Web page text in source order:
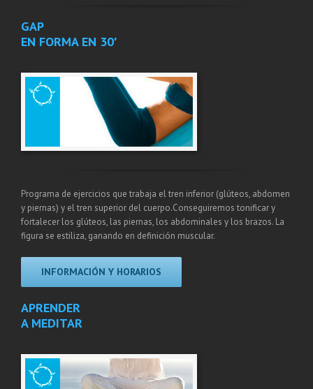
GAP
EN FORMA EN 30′
Programa de ejercicios que trabaja el tren inferior (glúteos, abdomen
y piernas) y el tren superior del cuerpo.Conseguiremos tonificar y
fortalecer los glúteos, las piernas, los abdominales y los brazos. La
figura se estiliza, ganando en definición muscular.
INFORMACIÓN Y HORARIOS
APRENDER
A MEDITAR